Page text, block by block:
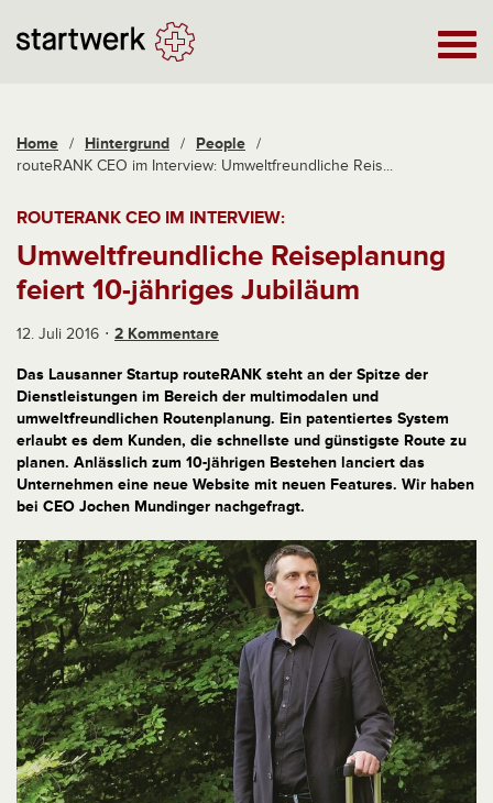
Home / Hintergrund / People /
routeRANK CEO im Interview: Umweltfreundliche Reis...
ROUTERANK CEO IM INTERVIEW:
Umweltfreundliche Reiseplanung
feiert 10-jähriges Jubiläum
12. Juli 2016 2 Kommentare
Das Lausanner Startup routeRANK steht an der Spitze der
Dienstleistungen im Bereich der multimodalen und
umweltfreundlichen Routenplanung. Ein patentiertes System
erlaubt es dem Kunden, die schnellste und günstigste Route zu
planen. Anlässlich zum 10-jährigen Bestehen lanciert das
Unternehmen eine neue Website mit neuen Features. Wir haben
bei CEO Jochen Mundinger nachgefragt.